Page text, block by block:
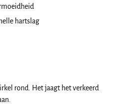
hartslag
rond. Het jaagt het verkeerd